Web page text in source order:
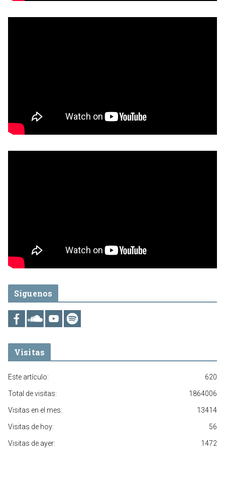
Síguenos
Visitas
620
Este artículo:
1864006
Total de visitas:
13414
Visitas en el mes:
56
Visitas de hoy:
1472
Visitas de ayer: